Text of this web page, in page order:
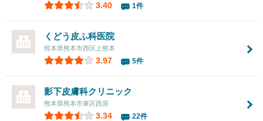
3.40 1件
くどう皮ふ科医院
熊本県熊本市西区上熊本
3.97 5件
影下皮膚科クリニック
熊本県熊本市東区西原
3.34 22件